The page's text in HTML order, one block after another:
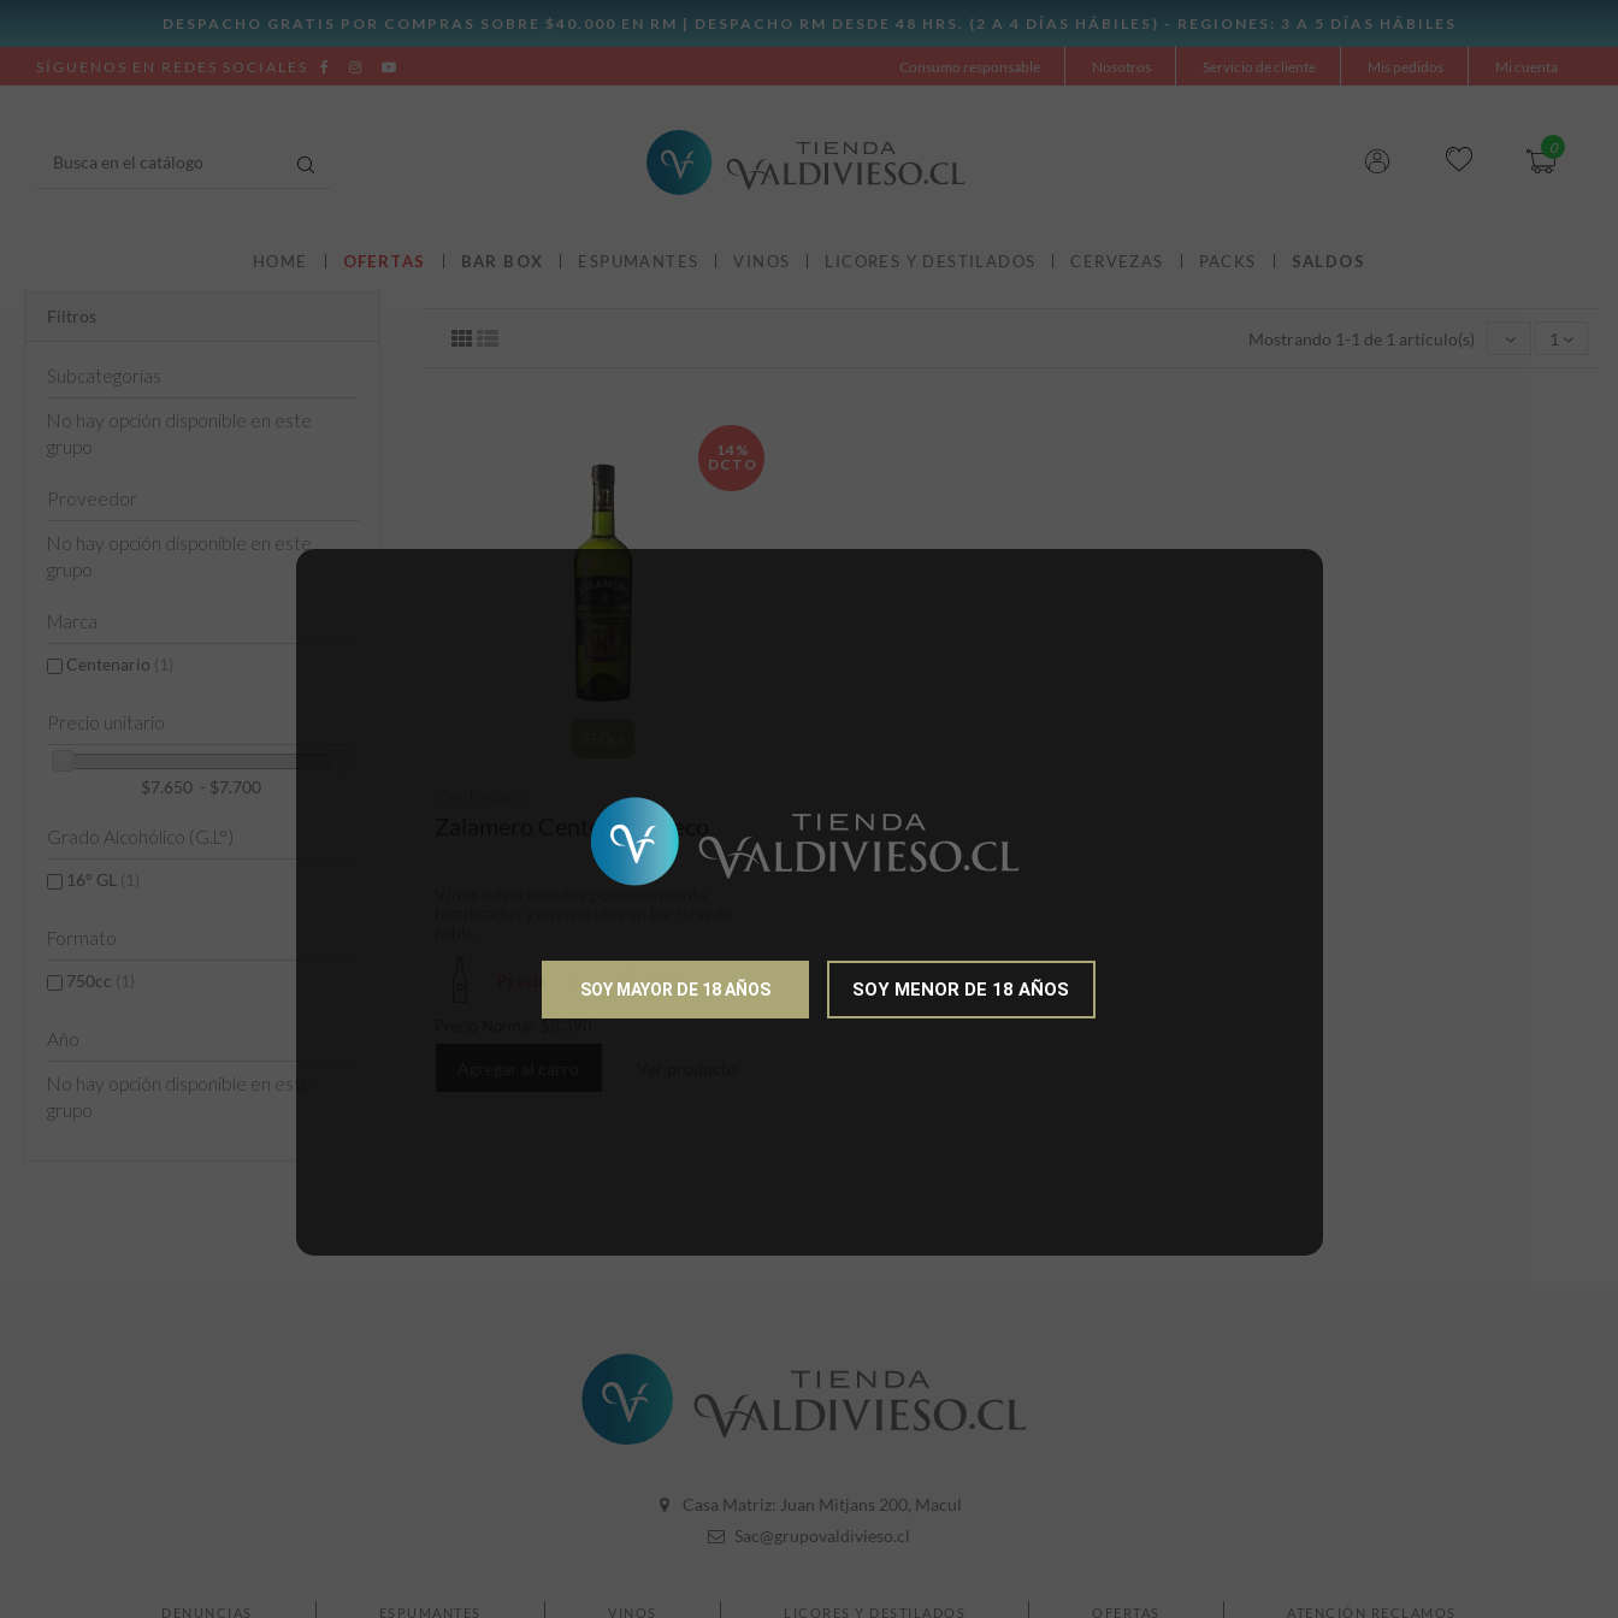
SÍGUENOS EN REDES SOCIALES Consumo responsable Nosotros Servicio de cliente Mis pedidos Mi cuenta
0
HOME OFERTAS BAR BOX ESPUMANTES VINOS LICORES Y DESTILADOS CERVEZAS PACKS SALDOS
Mostrando 1-1 de 1 artículo(s) 1
14%
DCTO
Zalamero Centenario Seco
Precio Oferta$7.132
Filtros
Subcategorías
No hay opción disponible en este
grupo
Proveedor
No hay opción disponible en este
grupo
Marca
Centenario (1)
Precio unitario
$7.650 - $7.700
Grado Alcohólico (G.L°)
16° GL (1)
Formato
750cc (1)
Año
No hay opción disponible en este
grupo
Casa Matriz: Juan Mitjans 200, Macul
Sac@grupovaldivieso.cl
DENUNCIAS ESPUMANTES VINOS LICORES Y DESTILADOS OFERTAS ATENCIÓN RECLAMOS
SOY MAYOR DE 18 AÑOS SOY MENOR DE 18 AÑOS